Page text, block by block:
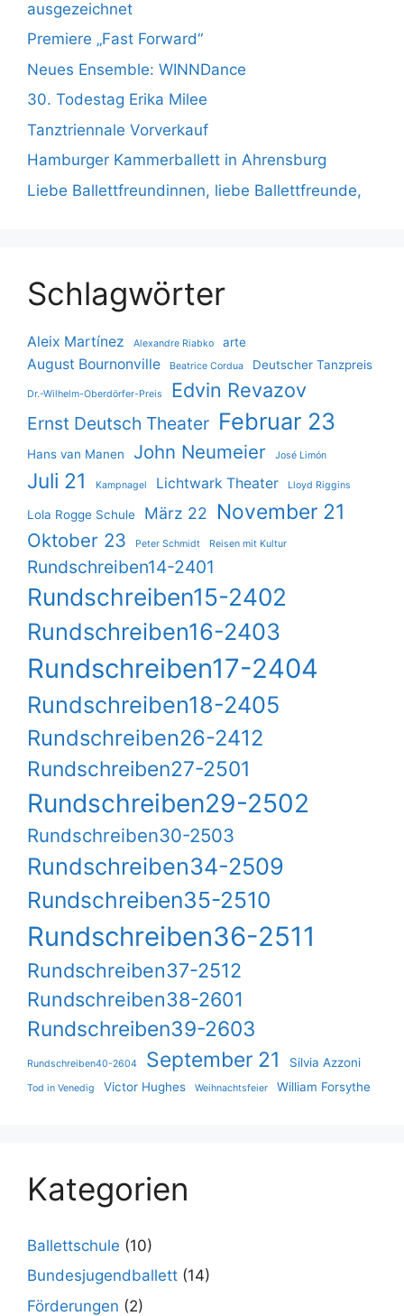
ausgezeichnet
Premiere „Fast Forward“
Neues Ensemble: WINNDance
30. Todestag Erika Milee
Tanztriennale Vorverkauf
Hamburger Kammerballett in Ahrensburg
Liebe Ballettfreundinnen, liebe Ballettfreunde,
Schlagwörter
Aleix Martínez Alexandre Riabko arte
August Bournonville Beatrice Cordua Deutscher Tanzpreis
Dr.-Wilhelm-Oberdörfer-Preis Edvin Revazov
Ernst Deutsch Theater Februar 23
Hans van Manen John Neumeier José Limón
Juli 21 Kampnagel Lichtwark Theater Lloyd Riggins
Lola Rogge Schule März 22 November 21
Oktober 23 Peter Schmidt Reisen mit Kultur
Rundschreiben14-2401
Rundschreiben15-2402
Rundschreiben16-2403
Rundschreiben17-2404
Rundschreiben18-2405
Rundschreiben26-2412
Rundschreiben27-2501
Rundschreiben29-2502
Rundschreiben30-2503
Rundschreiben34-2509
Rundschreiben35-2510
Rundschreiben36-2511
Rundschreiben37-2512
Rundschreiben38-2601
Rundschreiben39-2603
Rundschreiben40-2604 September 21 Silvia Azzoni
Tod in Venedig Victor Hughes Weihnachtsfeier William Forsythe
Kategorien
Ballettschule (10)
Bundesjugendballett (14)
Förderungen (2)